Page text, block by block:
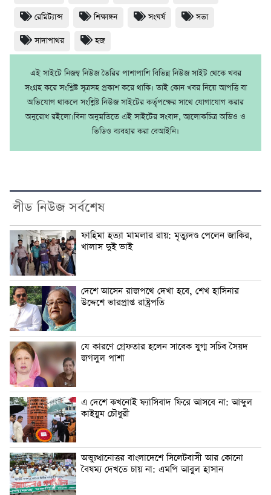
রেমিট্যান্স শিক্ষাঙ্গন সংঘর্ষ সভা
সাদাপাথর হজ
এই সাইটে নিজম্ব নিউজ তৈরির পাশাপাশি বিভিন্ন নিউজ সাইট থেকে খবর
সংগ্রহ করে সংশ্লিষ্ট সূত্রসহ প্রকাশ করে থাকি। তাই কোন খবর নিয়ে আপত্তি বা
অভিযোগ থাকলে সংশ্লিষ্ট নিউজ সাইটের কর্তৃপক্ষের সাথে যোগাযোগ করার
অনুরোধ রইলো।বিনা অনুমতিতে এই সাইটের সংবাদ, আলোকচিত্র অডিও ও
ভিডিও ব্যবহার করা বেআইনি।
লীড নিউজ সর্বশেষ
ফাহিমা হত্যা মামলার রায়: মৃত্যুদণ্ড পেলেন জাকির,
খালাস দুই ভাই
দেশে আসেন রাজপথে দেখা হবে, শেখ হাসিনার
উদ্দেশে ভারপ্রাপ্ত রাষ্ট্রপতি
যে কারণে গ্রেফতার হলেন সাবেক যুগ্ম সচিব সৈয়দ
জগলুল পাশা
এ দেশে কখনোই ফ্যাসিবাদ ফিরে আসবে না: আব্দুল
কাইয়ুম চৌধুরী
অভ্যুত্থানোত্তর বাংলাদেশে সিলেটবাসী আর কোনো
বৈষম্য দেখতে চায় না: এমপি আবুল হাসান